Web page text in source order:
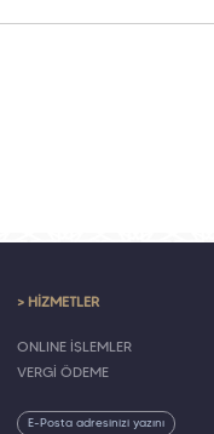
> HİZMETLER
ONLINE İŞLEMLER
VERGİ ÖDEME